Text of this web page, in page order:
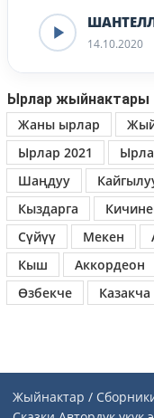
14.10.2020
Ырлар жыйнактары
Жаны ырлар
Ырлар 2021
Шаңдуу
Кыздарга
Сүйүү
Мекен
Кыш
Аккордеон
Өзбекче
Казакча
Жыйнактар /